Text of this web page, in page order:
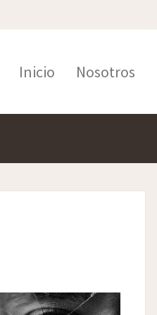
Inicio Nosotros